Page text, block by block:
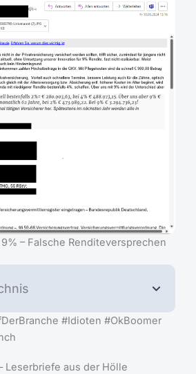
– Falsche Renditeversprechen
#Idioten #OkBoomer
Leserbriefe aus der Hölle